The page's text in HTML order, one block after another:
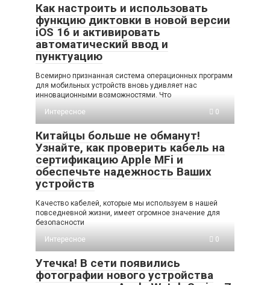
Как настроить и использовать
функцию диктовки в новой версии
iOS 16 и активировать
автоматический ввод и
пунктуацию
Всемирно признанная система операционных программ
для мобильных устройств вновь удивляет нас
инновационными возможностями. Что
Интересное
0
Китайцы больше не обманут!
Узнайте, как проверить кабель на
сертификацию Apple MFi и
обеспечьте надежность Ваших
устройств
Качество кабелей, которые мы используем в нашей
повседневной жизни, имеет огромное значение для
безопасности
Интересное
0
Утечка! В сети появились
фотографии нового устройства